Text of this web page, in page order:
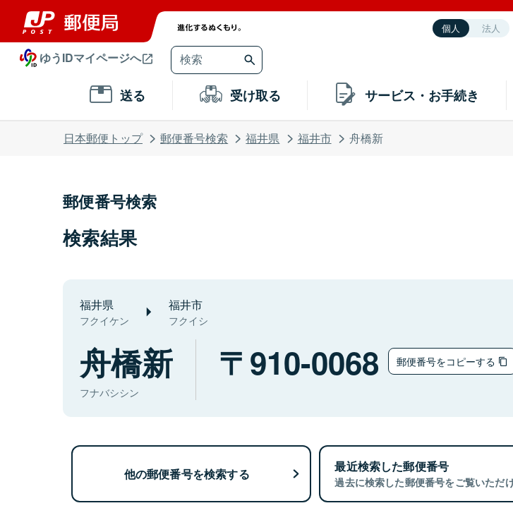
個人 法人
ゆうIDマイページへ
送る 受け取る サービス・お手続き
日本郵便トップ 郵便番号検索 福井県 福井市 舟橋新
郵便番号検索
検索結果
福井県
フクイケン
福井市
フクイシ
舟橋新
フナバシシン
910-0068 郵便番号をコピーする
他の郵便番号を検索する 最近検索した郵便番号
過去に検索した郵便番号をご覧いただけ